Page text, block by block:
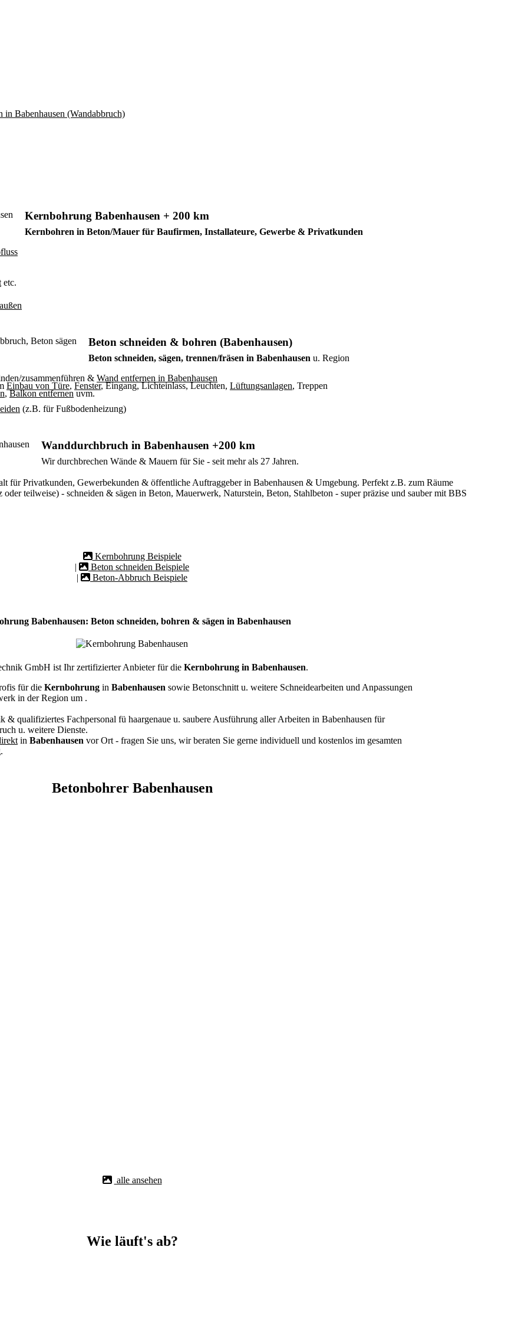
Kernbohrung Babenhausen + 200 km
Kernbohren in Beton/Mauer für Baufirmen, Installateure, Gewerbe & Privatkunden
etc.
Beton schneiden & bohren (Babenhausen)
Beton schneiden, sägen, trennen/fräsen in Babenhausen u. Region
zusammenführen & Wand entfernen in Babenhausen
Einbau von Türe, Fenster, Eingang, Lichteinlass, Leuchten, Lüftungsanlagen, Treppen
,Balkon entfernenuvm.
(z.B. für Fußbodenheizung)
Wanddurchbruch in Babenhausen +200 km
Wir durchbrechen Wände & Mauern für Sie - seit mehr als 27 Jahren.
für Privatkunden, Gewerbekunden & öffentliche Auftraggeber in Babenhausen & Umgebung. Perfekt z.B. zum Räume
teilweise) - schneiden & sägen in Beton, Mauerwerk, Naturstein, Beton, Stahlbeton - super präzise und sauber mit BBS
Kernbohrung Beispiele
|
Beton schneiden Beispiele
|
Beton-Abbruch Beispiele
Babenhausen: Beton schneiden, bohren & sägen in Babenhausen
GmbH ist Ihr zertifizierter Anbieter für die Kernbohrung in Babenhausen.
für die Kernbohrung in Babenhausen sowie Betonschnitt u. weitere Schneidearbeiten und Anpassungen
in der Region um .
& qualifiziertes Fachpersonal fü haargenaue u. saubere Ausführung aller Arbeiten in Babenhausen für
u. weitere Dienste.
in Babenhausen vor Ort - fragen Sie uns, wir beraten Sie gerne individuell und kostenlos im gesamten
Betonbohrer Babenhausen
alle ansehen
Wie läuft's ab?